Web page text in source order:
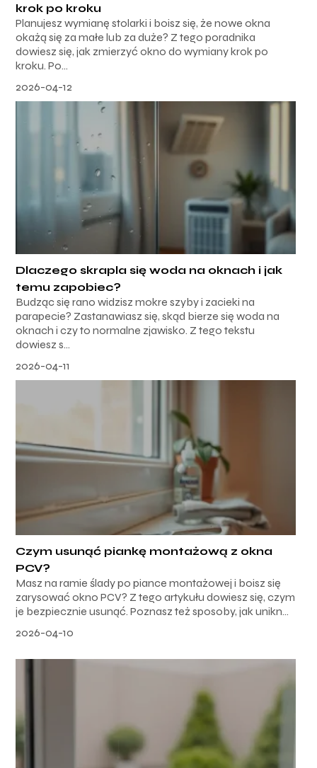
krok po kroku
Planujesz wymianę stolarki i boisz się, że nowe okna
okażą się za małe lub za duże? Z tego poradnika
dowiesz się, jak zmierzyć okno do wymiany krok po
kroku. Po...
2026-04-12
Dlaczego skrapla się woda na oknach i jak
temu zapobiec?
Budząc się rano widzisz mokre szyby i zacieki na
parapecie? Zastanawiasz się, skąd bierze się woda na
oknach i czy to normalne zjawisko. Z tego tekstu
dowiesz s...
2026-04-11
Czym usunąć piankę montażową z okna
PCV?
Masz na ramie ślady po piance montażowej i boisz się
zarysować okno PCV? Z tego artykułu dowiesz się, czym
je bezpiecznie usunąć. Poznasz też sposoby, jak unikn...
2026-04-10